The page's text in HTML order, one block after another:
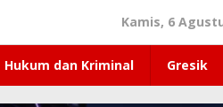
Kamis, 6
Hukum dan Kriminal Gresik